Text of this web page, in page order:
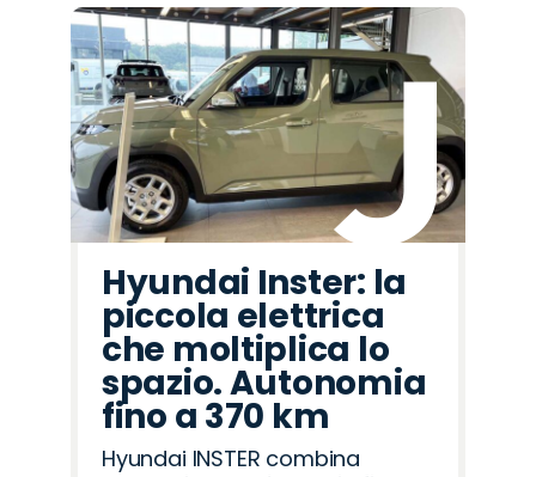
Hyundai Inster: la
piccola elettrica
che moltiplica lo
spazio. Autonomia
fino a 370 km
Hyundai INSTER combina